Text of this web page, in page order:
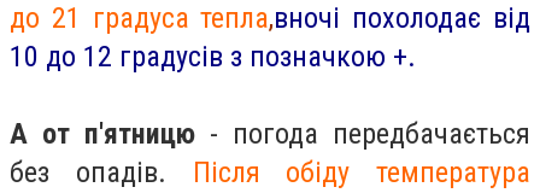
до 21 градуса тепла,вночі похолодає від
10 до 12 градусів з позначкою +.
А от п'ятницю - погода передбачається
без опадів. Після обіду температура